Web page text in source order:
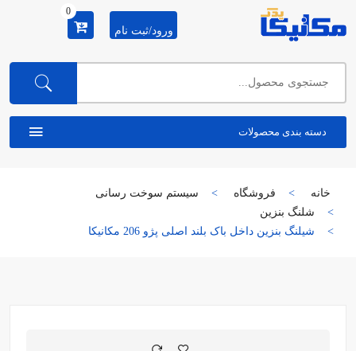
ورود/ثبت نام
0
دسته بندی محصولات
خانه فروشگاه
سیستم سوخت رسانی
شلنگ بنزین
شیلنگ بنزین داخل باک بلند اصلی پژو 206 مکانیکا